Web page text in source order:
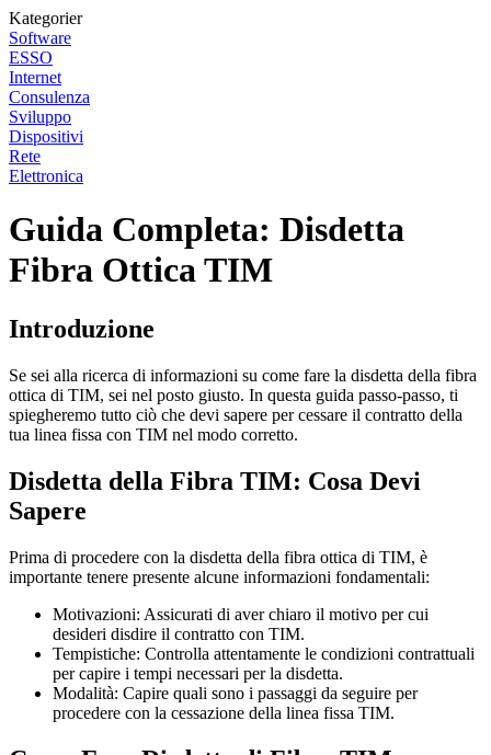
Kategorier
Software
ESSO
Internet
Consulenza
Sviluppo
Dispositivi
Rete
Elettronica
Guida Completa: Disdetta
Fibra Ottica TIM
Introduzione
Se sei alla ricerca di informazioni su come fare la disdetta della fibra
ottica di TIM, sei nel posto giusto. In questa guida passo-passo, ti
spiegheremo tutto ciò che devi sapere per cessare il contratto della
tua linea fissa con TIM nel modo corretto.
Disdetta della Fibra TIM: Cosa Devi
Sapere
Prima di procedere con la disdetta della fibra ottica di TIM, è
importante tenere presente alcune informazioni fondamentali:
Motivazioni: Assicurati di aver chiaro il motivo per cui
desideri disdire il contratto con TIM.
Tempistiche: Controlla attentamente le condizioni contrattuali
per capire i tempi necessari per la disdetta.
Modalità: Capire quali sono i passaggi da seguire per
procedere con la cessazione della linea fissa TIM.